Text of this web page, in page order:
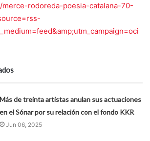
rodoreda-poesia-catalana-70-
Más de treinta artistas anulan sus actuaciones
en el Sónar por su relación con el fondo KKR
Jun 06, 2025